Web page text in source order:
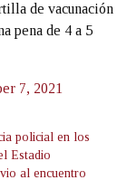
de vacunación
pena de 4 a 5
7, 2021
policial en los
Estadio
al encuentro